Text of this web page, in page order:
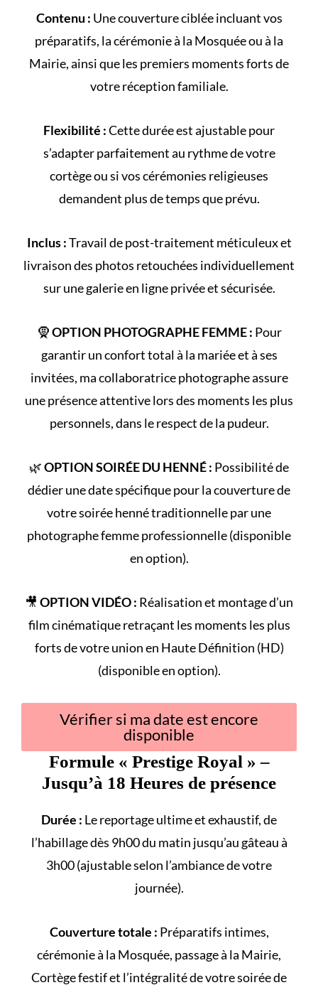
Contenu : Une couverture ciblée incluant vos
préparatifs, la cérémonie à la Mosquéeou à la
Mairie, ainsi que les premiers moments forts de
votreréception familiale.
Flexibilité :Cette durée est ajustable pour
s’adapter parfaitement au rythme de votre
cortègeou si vos cérémonies religieuses
demandent plus de temps que prévu.
Inclus :Travail de post-traitement méticuleux et
livraison des photos retouchées individuellement
sur une galerie en ligne privée et sécurisée.
🧕OPTION PHOTOGRAPHE FEMME : Pour
garantir un confort total à la mariée et à ses
invitées, ma collaboratrice photographe assure
une présence attentive lors des moments les plus
personnels, dans le respect de la pudeur.
🌿OPTION SOIRÉE DU HENNÉ : Possibilité de
dédier une date spécifique pour la couverture de
votresoirée hennétraditionnelle par une
photographe femme professionnelle (disponible
en option).
🎥 OPTION VIDÉO : Réalisation et montage d’un
film cinématique retraçant les moments les plus
fortsde votre union en Haute Définition (HD)
(disponible en option).
Vérifier si ma date est encore
disponible
Formule « Prestige Royal » –
Jusqu’à 18 Heures de présence
Durée : Le reportage ultime et exhaustif, de
l’habillage dès 9h00 du matin jusqu’au gâteau à
3h00 (ajustable selon l’ambiance de votre
journée).
Couverture totale : Préparatifs intimes,
cérémonie à la Mosquée, passage à la Mairie,
Cortègefestif et l’intégralité de votresoirée de